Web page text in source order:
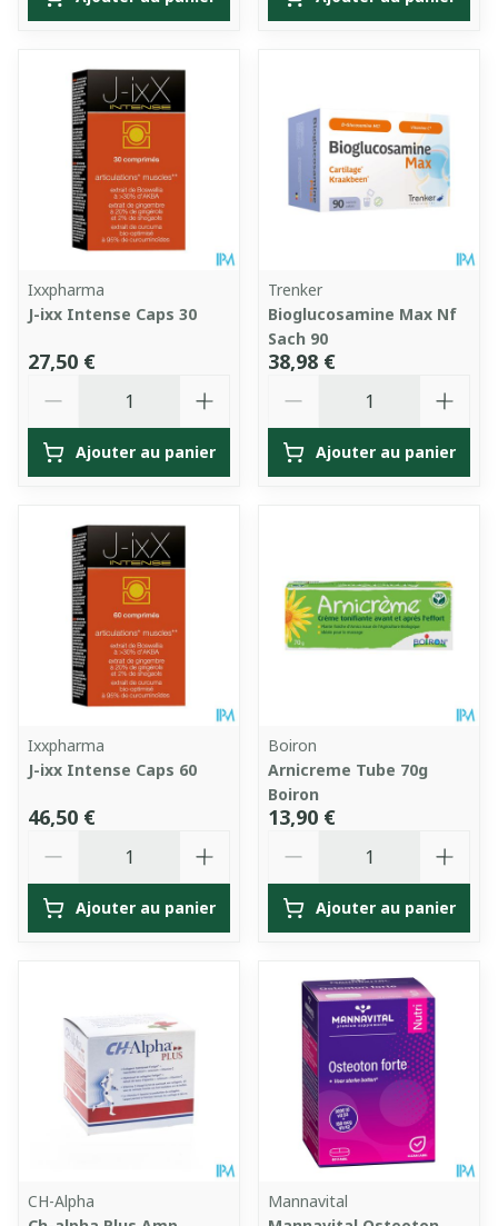
Ixxpharma
J-ixx Intense Caps 30
27,50 €
Ajouter au panier
Trenker
Bioglucosamine Max Nf
Sach 90
38,98 €
Ajouter au panier
Ixxpharma
J-ixx Intense Caps 60
46,50 €
Ajouter au panier
Boiron
Arnicreme Tube 70g
Boiron
13,90 €
Ajouter au panier
CH-Alpha
Mannavital